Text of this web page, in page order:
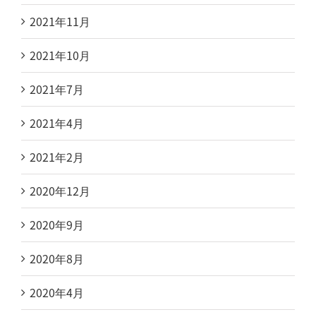
2021年11月
2021年10月
2021年7月
2021年4月
2021年2月
2020年12月
2020年9月
2020年8月
2020年4月